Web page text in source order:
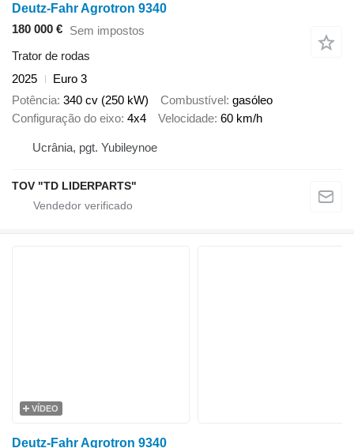
Deutz-Fahr Agrotron 9340
180 000 € Sem impostos
Trator de rodas
2025
Euro 3
Potência 340 cv (250 kW) Combustível gasóleo
Configuração do eixo 4x4 Velocidade 60 km/h
Ucrânia, pgt. Yubileynoe
TOV "TD LIDERPARTS"
VÍDEO
Deutz-Fahr Agrotron 9340